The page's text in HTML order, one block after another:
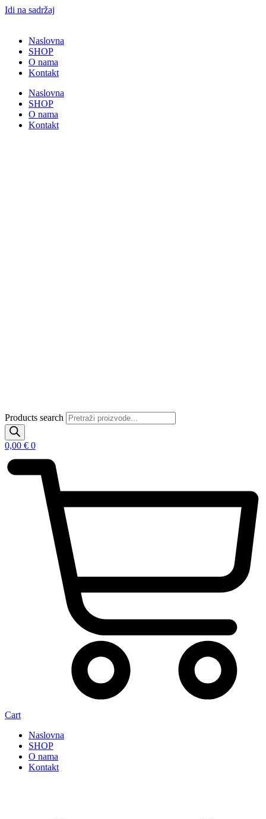
Idi na sadržaj
Naslovna
SHOP
O nama
Kontakt
Naslovna
SHOP
O nama
Kontakt
Products search
0,00 € 0
Cart
Naslovna
SHOP
O nama
Kontakt